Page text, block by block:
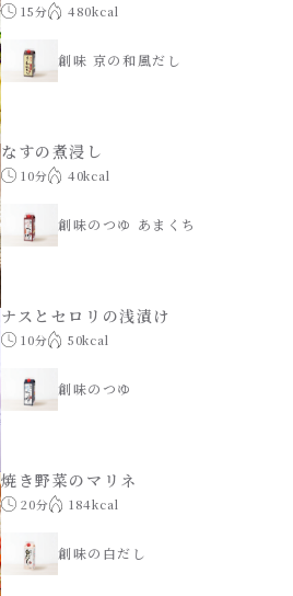
15分 480kcal
創味 京の和風だし
なすの煮浸し
10分 40kcal
創味のつゆ あまくち
ナスとセロリの浅漬け
10分 50kcal
創味のつゆ
焼き野菜のマリネ
20分 184kcal
創味の白だし